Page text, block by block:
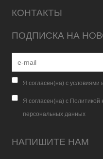
КОНТАКТЫ
ПОДПИСКА НА
Я согласен(на) с
Я согласен(на) с
персональных данных
НАПИШИТЕ НАМ